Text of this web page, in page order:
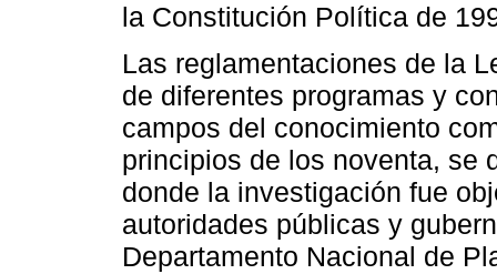
la Constitución Política de
Las reglamentaciones de la
de diferentes programas y
campos del conocimiento
principios de los noventa, se
donde la investigación fue
autoridades públicas y
Departamento Nacional de